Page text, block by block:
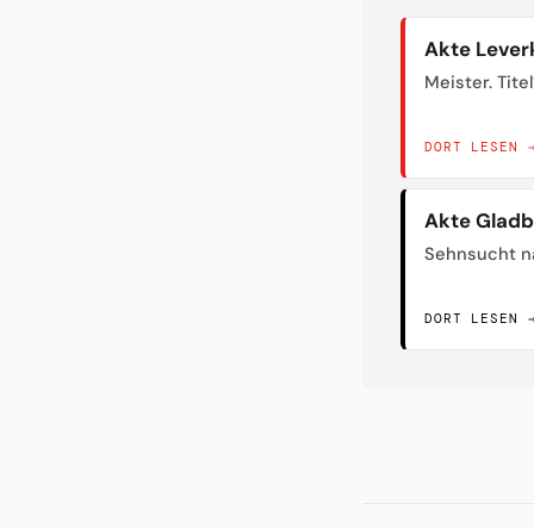
Akte
Meister.
DORT LESEN
Akte
Sehnsucht
DORT LESEN